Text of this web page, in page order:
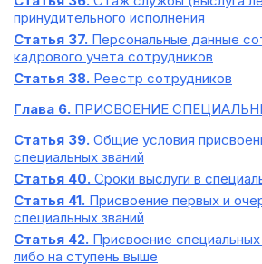
принудительного исполнения
Статья 37. Персональные данные
кадрового учета сотрудников
Статья 38. Реестр сотрудников
Глава 6. ПРИСВОЕНИЕ
Статья 39. Общие условия
специальных званий
Статья 40. Сроки выслуги в
Статья 41. Присвоение первых и
специальных званий
Статья 42. Присвоение
либо на ступень выше